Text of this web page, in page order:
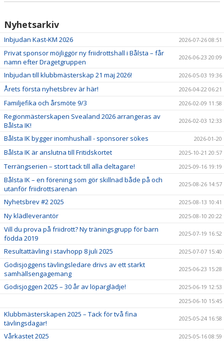
Nyhetsarkiv
Inbjudan Kast-KM 2026 2026-07-26 08:51
Privat sponsor möjliggör ny friidrottshall i Bålsta – får
namn efter Dragetgruppen
2026-06-23 20:09
Inbjudan till klubbmästerskap 21 maj 2026! 2026-05-03 19:36
Årets första nyhetsbrev är här! 2026-04-22 06:21
Familjefika och årsmöte 9/3 2026-02-09 11:58
Regionmästerskapen Svealand 2026 arrangeras av
Bålsta IK!
2026-02-03 12:33
Bålsta IK bygger inomhushall - sponsorer sökes 2026-01-20
Bålsta IK är anslutna till Fritidskortet 2025-10-21 20:57
Terrängserien – stort tack till alla deltagare! 2025-09-16 19:19
Bålsta IK – en förening som gör skillnad både på och
utanför friidrottsarenan
2025-08-26 14:57
Nyhetsbrev #2 2025 2025-08-13 10:41
Ny klädleverantör 2025-08-10 20:22
Vill du prova på friidrott? Ny träningsgrupp för barn
födda 2019
2025-07-19 16:52
Resultattävling i stavhopp 8 juli 2025 2025-07-07 15:40
Godisjoggens tävlingsledare drivs av ett starkt
samhällsengagemang
2025-06-23 15:28
Godisjoggen 2025 – 30 år av löparglädje!
2025-06-19 12:53
2025-06-10 15:45
Klubbmästerskapen 2025 – Tack för två fina
tävlingsdagar!
2025-05-24 16:58
Vårkastet 2025 2025-05-16 08:59